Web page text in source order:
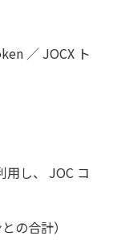
／ JOCX ト
し、 JOC コ
の合計）